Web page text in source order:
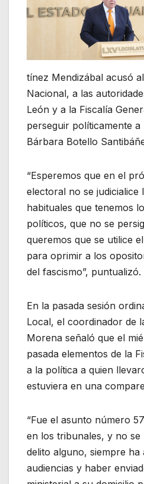
tínez Mendizábal acusó
Nacional, a las
León y a la Fiscalía
perseguir políticamente a
Bárbara Botello
“Esperemos que en el
electoral no se judicialice
habituales que tenemos
políticos, que no se
queremos que se utilice
para oprimir a los
del fascismo”, puntualizó.
En la pasada sesión
Local, el coordinador de
Morena señaló que el
pasada elementos de la
a la política a quien
estuviera en una
“Fue el asunto número
en los tribunales, y no se
delito alguno, siempre ha
audiencias y haber